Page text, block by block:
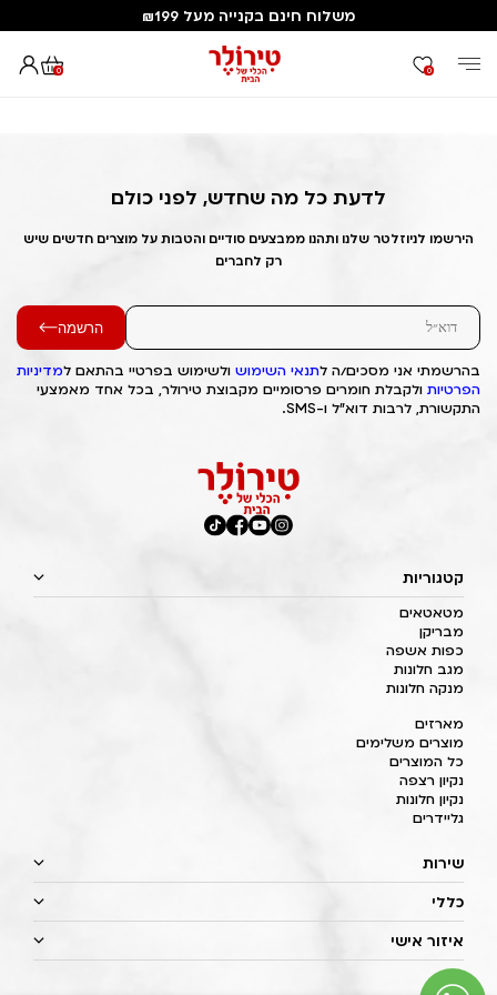
משלוח חינם בקנייה מעל ₪199
0 0
דף הבית Out of Stock Alert 2025/05/04 1746396151
לדעת כל מה שחדש, לפני כולם
הירשמו לניוזלטר שלנו ותהנו ממבצעים סודיים והטבות על מוצרים חדשים שיש
רק לחברים
הרשמה
בהרשמתי אני מסכים/ה לתנאי השימוש ולשימוש בפרטיי בהתאם למדיניות
הפרטיות ולקבלת חומרים פרסומיים מקבוצת טירולר, בכל אחד מאמצעי
התקשורת, לרבות דוא"ל ו-SMS.
קטגוריות
מטאטאים
מבריקן
כפות אשפה
מגב חלונות
מנקה חלונות
מארזים
מוצרים משלימים
כל המוצרים
נקיון רצפה
נקיון חלונות
גליידרים
שירות
כללי
איזור אישי